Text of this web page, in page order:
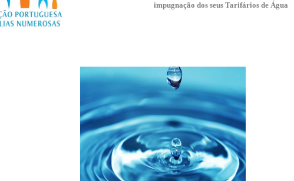
impugnação dos seus Tarifários de Água